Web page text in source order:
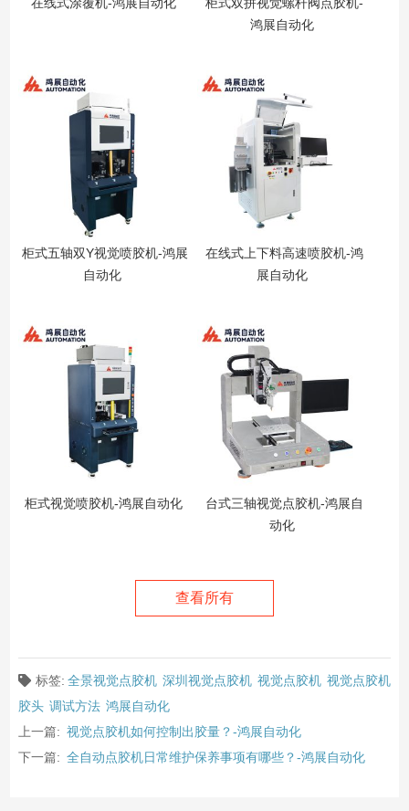
鸿展自动化
柜式五轴双Y视觉喷胶机-鸿展
自动化
在线式上下料高速喷胶机-鸿
展自动化
柜式视觉喷胶机-鸿展自动化
台式三轴视觉点胶机-鸿展自
动化
查看所有
标签: 全景视觉点胶机 深圳视觉点胶机 视觉点胶机 视觉点胶机
胶头 调试方法 鸿展自动化
上一篇: 视觉点胶机如何控制出胶量？-鸿展自动化
下一篇: 全自动点胶机日常维护保养事项有哪些？-鸿展自动化